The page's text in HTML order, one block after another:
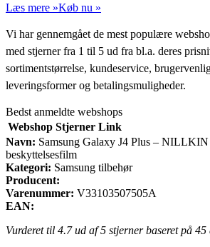
Læs mere »Køb nu »
Vi har gennemgået de mest populære
med stjerner fra 1 til 5 ud fra bl.a. deres
sortimentstørrelse, kundeservice,
leveringsformer og betalingsmuligheder.
Bedst anmeldte webshops
Webshop Stjerner Link
Navn: Samsung Galaxy J4 Plus –
beskyttelsesfilm
Kategori: Samsung tilbehør
Producent:
Varenummer: V33103507505A
EAN:
Vurderet til 4.7ud af 5 stjerner baseret på 45